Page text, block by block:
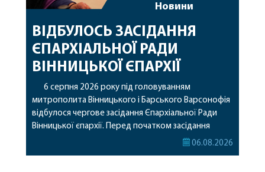
Новини
ВІДБУЛОСЬ ЗАСІДАННЯ
ЄПАРХІАЛЬНОЇ РАДИ
ВІННИЦЬКОЇ ЄПАРХІЇ
6 серпня 2026 року під головуванням
митрополита Вінницького і Барського Варсонофія
відбулося чергове засідання Єпархіальної Ради
Вінницької єпархії. Перед початком засідання
секретар Єпархіальної Ради від імені членів Ради
06.08.2026